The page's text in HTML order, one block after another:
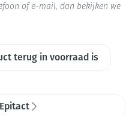
terug in voorraad is
of e-mail, dan bekijken we